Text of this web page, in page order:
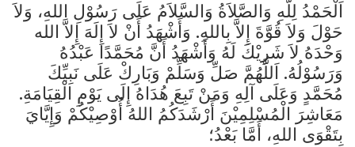
اَلْحَمْدُ لِلَّهِ وَالصَّلاَةُ وَالسَّلاَمُ عَلَى رَسُوْلِ اللهِ، وَلاَ
حَوْلَ وَلاَ قُوَّةَ إِلاَّ بِاللهِ. وَأَشْهَدُ أَنْ لاَ إِلَهَ إِلاَّ الله
وَحْدَهُ لاَ شَرِيْكَ لَهُ وَأَشْهَدُ أَنَّ مُحَمَّدًا عَبْدُهُ
وَرَسُوْلُهُ. اَللَّهُمَّ صَلِّ وَسَلِّمْ وَبَارِكْ عَلَى نَبِيِّكَ
مُحَمَّدٍ وَعَلَى آلِهِ وَمَنْ تَبِعَ هُدَاهُ إِلَى يَوْمِ الْقِيَامَةِ.
مَعَاشِرَ الْمُسْلِمِيْنَ أَرْشَدَكُمُ اللهُ أُوْصِيْكُمْ وَإِيَّايَ
بِتَقْوَى اللهِ، أَمَّا بَعْدُ؛